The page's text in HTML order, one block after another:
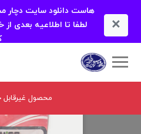
×
هاست دانلود سایت
لطفا تا اطلاعیه بعدی
محصول